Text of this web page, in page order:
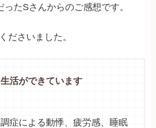
ったSさんからのご感想です。
ださいました。
活ができています
症による動悸、疲労感、睡眠